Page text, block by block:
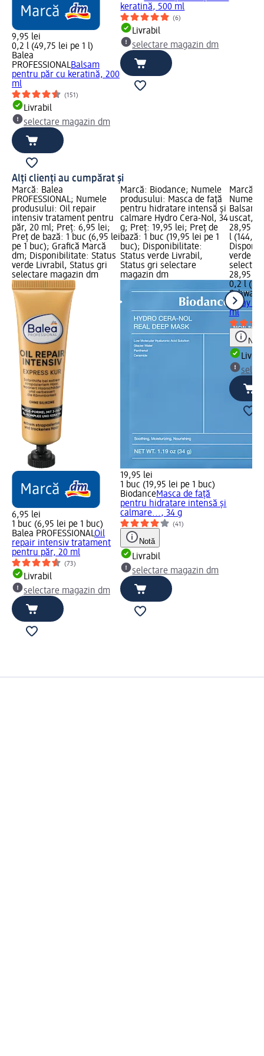
9,95 lei
0,2 l (49,75 lei pe 1 l)
Balea
PROFESSIONALBalsam
pentru păr cu keratină, 200
ml
(151)
Livrabil
selectare magazin dm
keratină, 500 ml
(6)
Livrabil
selectare magazin dm
Alți clienți au cumpărat și
Marcă: Balea
PROFESSIONAL; Numele
produsului: Oil repair
intensiv tratament pentru
păr, 20 ml; Preț: 6,95 lei;
Preț de bază: 1 buc (6,95 lei
pe 1 buc); Grafică Marcă
dm; Disponibilitate: Status
verde Livrabil, Status gri
selectare magazin dm
6,95 lei
1 buc (6,95 lei pe 1 buc)
Balea PROFESSIONALOil
repair intensiv tratament
pentru păr, 20 ml
(73)
Livrabil
selectare magazin dm
Marcă: Biodance; Numele
produsului: Masca de față
pentru hidratare intensă și
calmare Hydro Cera-Nol, 34
g; Preț: 19,95 lei; Preț de
bază: 1 buc (19,95 lei pe 1
buc); Disponibilitate:
Status verde Livrabil,
Status gri selectare
magazin dm
19,95 lei
1 buc (19,95 lei pe 1 buc)
BiodanceMasca de față
pentru hidratare intensă și
calmare..., 34 g
(41)
Notă
Livrabil
selectare magazin dm
Marcă:
Numele
Balsam
uscat,
28,95
l
verde
28,95 lei
0,2 l
spray
ml
Notă